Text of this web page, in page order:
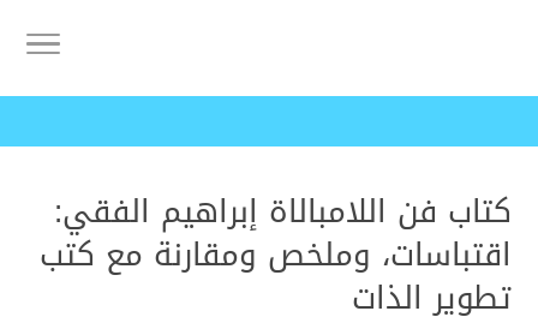
كتاب فن اللامبالاة إبراهيم الفقي:
اقتباسات، وملخص ومقارنة مع كتب
تطوير الذات